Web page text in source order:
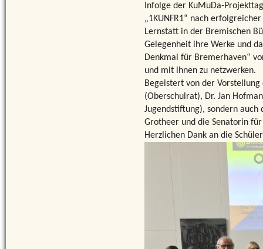
Infolge der KuMuDa-
„1KUNFR1“ nach
Lernstatt in der Bremischen
Gelegenheit ihre Werke und
Denkmal für Bremerhaven“
und mit ihnen zu netzwerken.
Begeistert von der
(Oberschulrat), Dr. Jan
Jugendstiftung), sondern
Grotheer und die Senatorin
Herzlichen Dank an die